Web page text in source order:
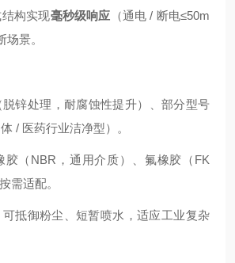
结构实现毫秒级响应 （通电 / 断电≤50m
景。
脱锌处理，耐腐蚀性提升）、部分型号
/ 医药行业洁净型）。
胶（NBR，通用介质）、氟橡胶（FK
需适配。
可抵御粉尘、短暂喷水，适应工业复杂